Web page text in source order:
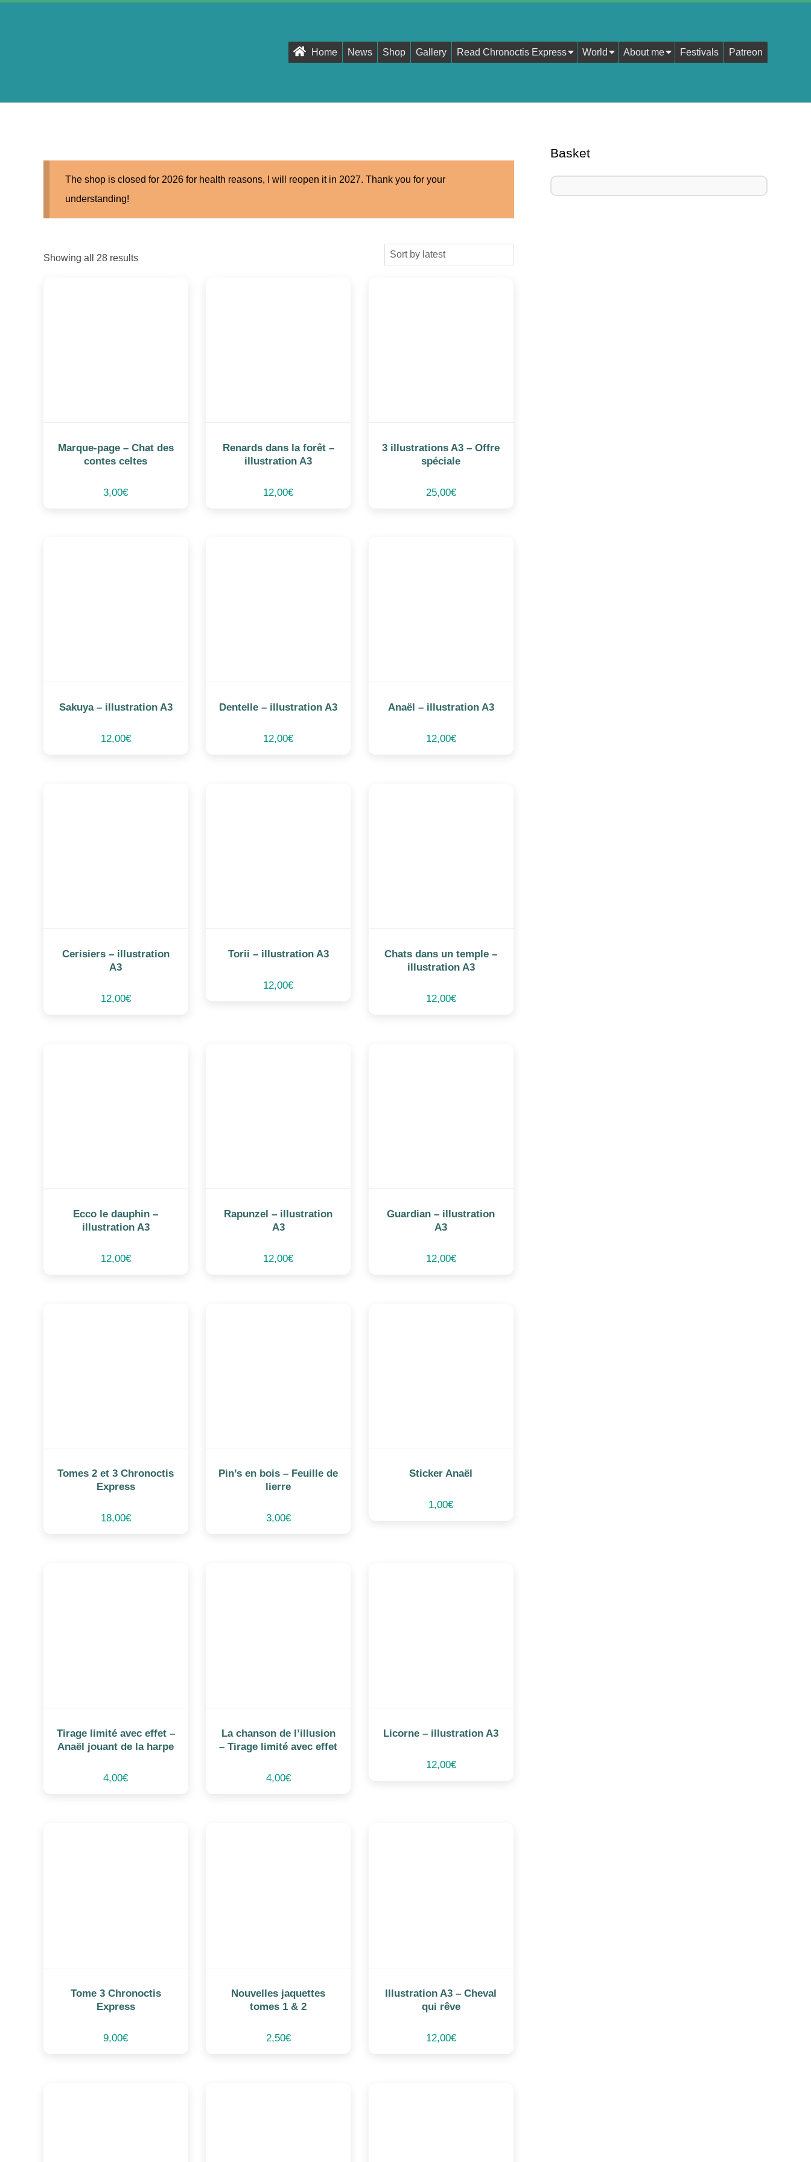
A
r
i
n
Primary
Home News Shop Gallery Read Chronoctis Express World About me Festivals Patreon
The shop is closed for 2026 for health reasons, I will reopen it in 2027. Thank you for your
understanding!
Showing all 28 resultsSorted
Marque-page – Chat des
contes celtes
3,00€
Renards dans la forêt –
illustration A3
12,00€
3 illustrations A3 – Offre
spéciale
25,00€
Sakuya – illustration A3
12,00€
Dentelle – illustration A3
12,00€
Anaël – illustration A3
12,00€
Cerisiers – illustration
A3
12,00€
Torii – illustration A3
12,00€
Chats dans un temple –
illustration A3
12,00€
Ecco le dauphin –
illustration A3
12,00€
Rapunzel – illustration
A3
12,00€
Guardian – illustration
A3
12,00€
Tomes 2 et 3 Chronoctis
Express
18,00€
Pin’s en bois – Feuille de
lierre
3,00€
Sticker Anaël
1,00€
Tirage limité avec effet –
Anaël jouant de la harpe
4,00€
La chanson de l’illusion
– Tirage limité avec effet
4,00€
Licorne – illustration A3
12,00€
Tome 3 Chronoctis
Express
9,00€
Nouvelles jaquettes
tomes 1 & 2
2,50€
Illustration A3 – Cheval
qui rêve
12,00€
Basket